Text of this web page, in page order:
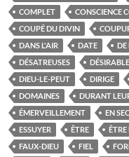
COMPLET
CONSCIENCE
COUPÉ DU DIVIN
DANS L'AIR
DATE DE
DÉSATREUSES
DÉSIRABLE
DIEU-LE-PEUT
DIRIGE
DOMAINES
DURANT
ÉMERVEILLEMENT
EN
ESSUYER
ÊTRE ÊTRE
FAUX-DIEU
FIEL